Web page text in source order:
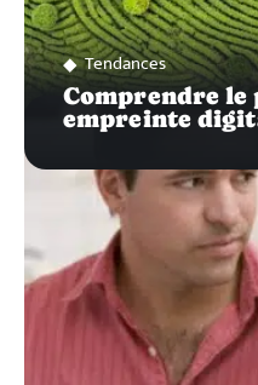
Tendances
Comprendre le
empreinte